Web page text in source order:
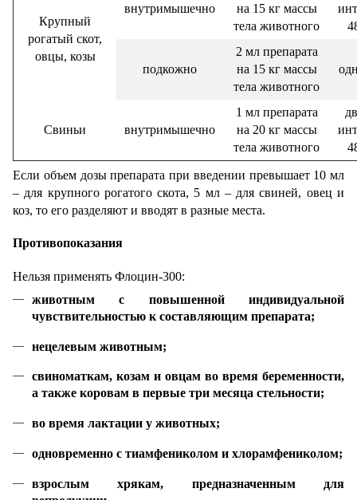
Крупный
рогатый скот,
овцы, козы
внутримышечно
на 15 кг массы
тела животного
подкожно
2 мл препарата
на 15 кг массы
тела животного
Свиньи внутримышечно
1 мл препарата
на 20 кг массы
тела животного
Если объем дозы препарата при введении превышает 10 мл
– для крупного рогатого скота, 5 мл – для свиней, овец и
коз, то его разделяют и вводят в разные места.
Противопоказания
Нельзя применять Флоцин-300:
животным с повышенной индивидуальной
чувствительностью к составляющим препарата;
нецелевым животным;
свиноматкам, козам и овцам во время беременности,
а также коровам в первые три месяца стельности;
во время лактации у животных;
одновременно с тиамфениколом и хлорамфениколом;
взрослым хрякам, предназначенным для